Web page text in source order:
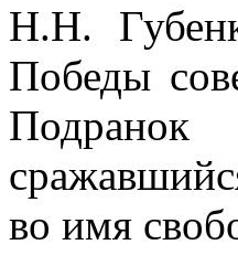
Н.Н.
Победы
во имя